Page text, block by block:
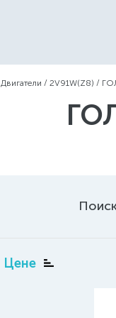
Двигатели / 2V91W(Z8) /
Цене